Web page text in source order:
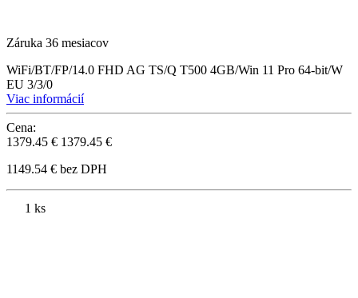
Záruka 36 mesiacov
WiFi/BT/FP/14.0 FHD AG TS/Q T500 4GB/Win 11 Pro 64-bit/W
EU 3/3/0
Viac informácií
Cena:
1379.45 € 1379.45 €
1149.54 € bez DPH
1 ks